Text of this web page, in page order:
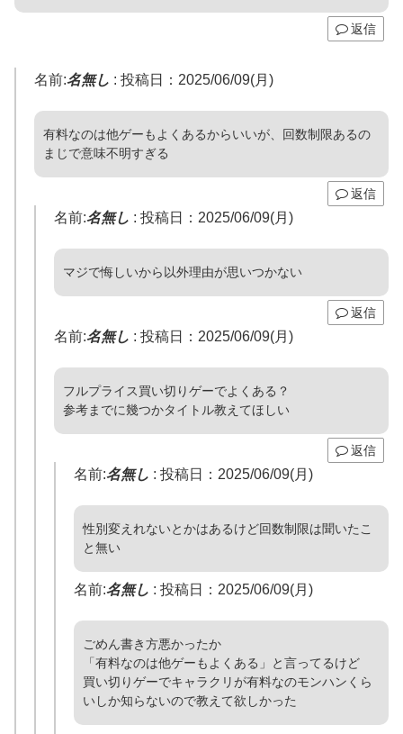
返信
名前:名無し : 投稿日：2025/06/09(月)
有料なのは他ゲーもよくあるからいいが、回数制限あるの
まじで意味不明すぎる
返信
名前:名無し : 投稿日：2025/06/09(月)
マジで悔しいから以外理由が思いつかない
返信
名前:名無し : 投稿日：2025/06/09(月)
フルプライス買い切りゲーでよくある？
参考までに幾つかタイトル教えてほしい
返信
名前:名無し : 投稿日：2025/06/09(月)
性別変えれないとかはあるけど回数制限は聞いたこ
と無い
名前:名無し : 投稿日：2025/06/09(月)
ごめん書き方悪かったか
「有料なのは他ゲーもよくある」と言ってるけど
買い切りゲーでキャラクリが有料なのモンハンくら
いしか知らないので教えて欲しかった